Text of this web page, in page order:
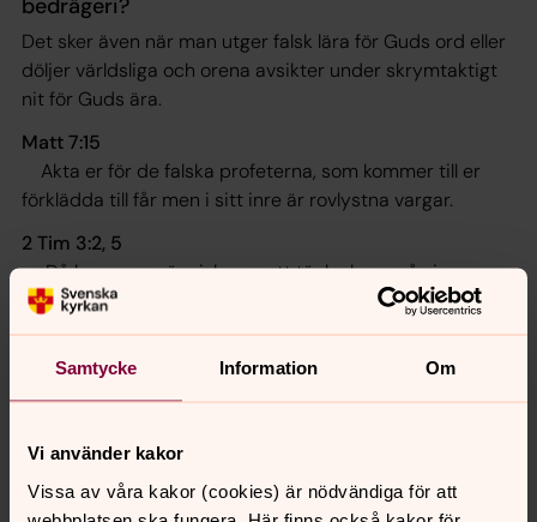
Samtycke Information Om
Vi använder kakor
Vissa av våra kakor (cookies) är nödvändiga för att
Det sker även när man utger falsk lära för Guds ord eller
döljer världsliga och orena avsikter under skrymtaktigt
nit för Guds ära.
Matt 7:15
Akta er för de falska profeterna, som kommer till er
förklädda till får men i sitt inre är rovlystna vargar.
2 Tim 3:2, 5
Då kommer människorna att tänka bara på sig
själva. De bär fromheten som en mask men vill inte veta
av dess kraft. Håll dig borta från dem.
31. Vad vill Gud lära os genom den hotelse som han fogat
hans namn är en svår synd, som inte undgår Guds dom,